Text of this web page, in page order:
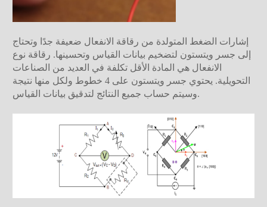
إشارات الضغط المتولدة من رقاقة الانفعال ضعيفة جدًا وتحتاج
إلى جسر ويتستون لتضخيم بيانات القياس وتحسينها. رقاقة نوع
الانفعال هي المادة الأقل تكلفة في العديد من الصناعات
التحويلية. يحتوي جسر ويتستون على 4 خطوط ولكل منها نتيجة
وسيتم حساب جميع النتائج لتدقيق بيانات القياس.